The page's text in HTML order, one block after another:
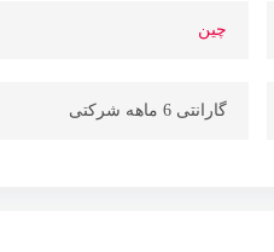
چین
گارانتی 6 ماهه شرکتی